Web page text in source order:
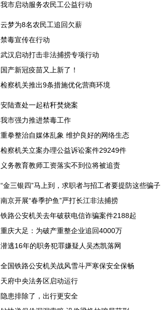
我市启动服务农民工公益行动
云梦为8名农民工追回欠薪
禁毒宣传在行动
武汉启动打击非法捕捞专项行动
国产新冠疫苗又上新了！
检察机关推出9条措施优化营商环境
安陆查处一起秸秆焚烧案
我市强力推进禁毒工作
重拳整治自媒体乱象 维护良好的网络生态
检察机关立案办理公益诉讼案件29249件
义务教育教师工资落实不到位将被追责
“金三银四”马上到，求职者与招工者要提防这些骗子
南京开展“春季护鱼”严打长江非法捕捞
铁路公安机关去年破获电信诈骗案件2188起
重庆大足：为破产重整企业追回4000万
潜逃16年的职务犯罪嫌疑人吴杰凯落网
全国铁路公安机关战风雪斗严寒保安全保畅
天府中央法务区启动运行
隐患排除了，出行更安全